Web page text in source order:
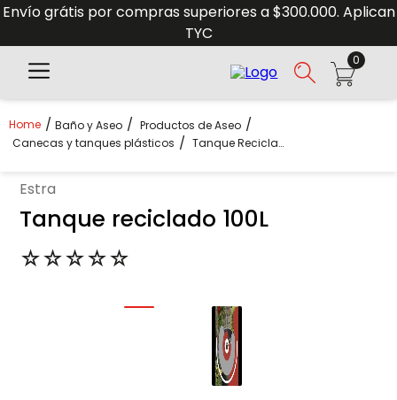
Envío grátis por compras superiores a $300.000. Aplican
TYC
0
Baño y Aseo
Productos de Aseo
Canecas y tanques plásticos
Tanque Reciclado 100L
estra
Tanque reciclado 100L
☆☆☆☆☆